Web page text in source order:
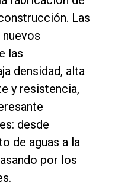
Las
las
densidad, alta
y resistencia,
desde
de aguas a la
por los